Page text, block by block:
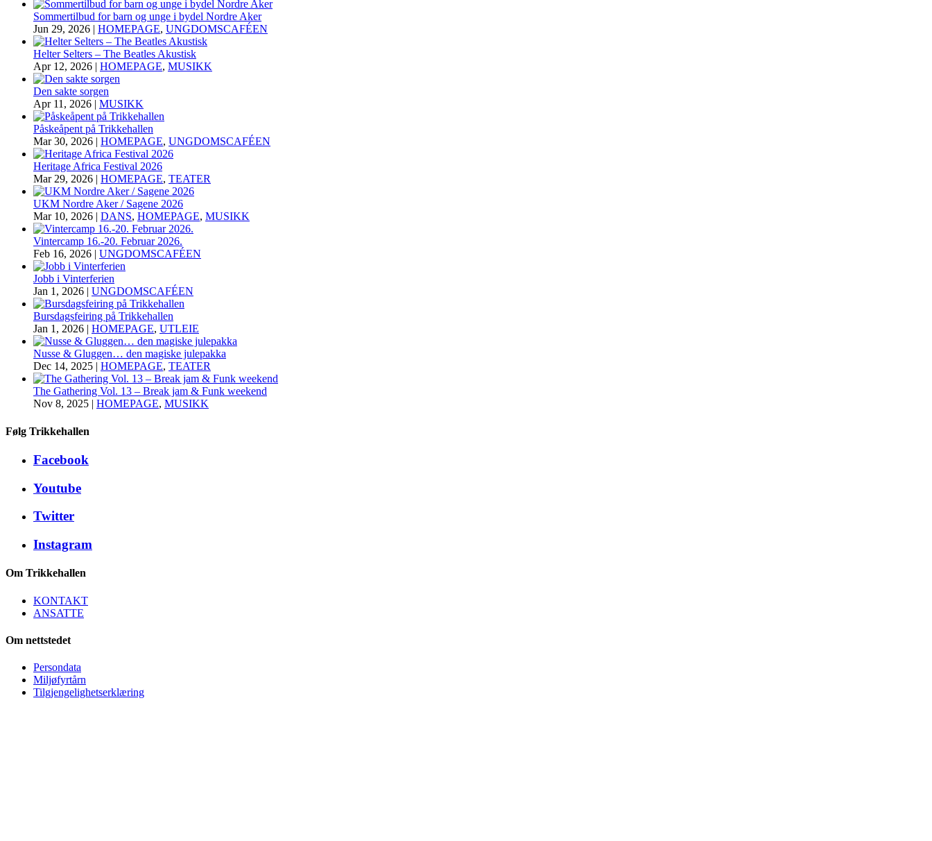
Sommertilbud for barn og unge i bydel Nordre Aker
Jun 29, 2026 | HOMEPAGE, UNGDOMSCAFÉEN
Helter Selters – The Beatles Akustisk
Apr 12, 2026 | HOMEPAGE, MUSIKK
Den sakte sorgen
Apr 11, 2026 | MUSIKK
Påskeåpent på Trikkehallen
Mar 30, 2026 | HOMEPAGE, UNGDOMSCAFÉEN
Heritage Africa Festival 2026
Mar 29, 2026 | HOMEPAGE, TEATER
UKM Nordre Aker / Sagene 2026
Mar 10, 2026 | DANS, HOMEPAGE, MUSIKK
Vintercamp 16.-20. Februar 2026.
Feb 16, 2026 | UNGDOMSCAFÉEN
Jobb i Vinterferien
Jan 1, 2026 | UNGDOMSCAFÉEN
Bursdagsfeiring på Trikkehallen
Jan 1, 2026 | HOMEPAGE, UTLEIE
Nusse & Gluggen… den magiske julepakka
Dec 14, 2025 | HOMEPAGE, TEATER
The Gathering Vol. 13 – Break jam & Funk weekend
Nov 8, 2025 | HOMEPAGE, MUSIKK
Følg Trikkehallen
Facebook
Youtube
Twitter
Instagram
Om Trikkehallen
KONTAKT
ANSATTE
Om nettstedet
Persondata
Miljøfyrtårn
Tilgjengelighetserklæring